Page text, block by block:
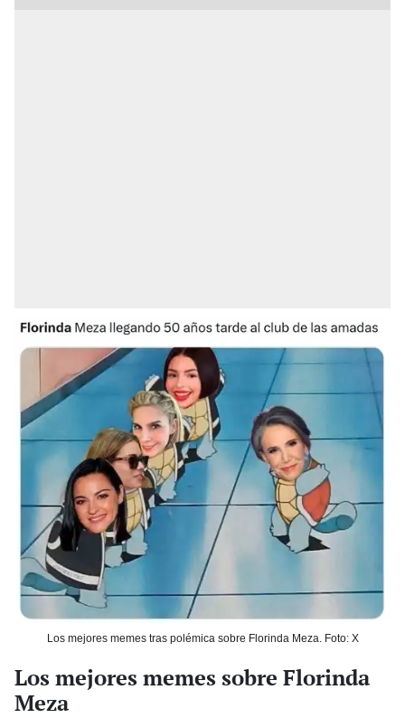
Los mejores memes tras polémica sobre Florinda Meza. Foto: X
Los mejores memes sobre Florinda
Meza